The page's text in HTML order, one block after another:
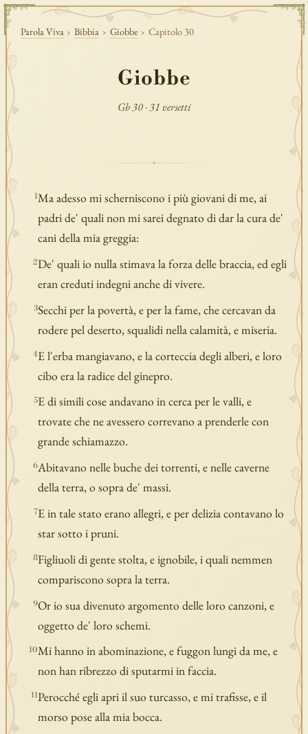
Parola Viva › Bibbia › Giobbe › Capitolo 30
Giobbe
Gb 30 · 31 versetti
1Ma adesso mi scherniscono i più giovani di me, ai
padri de' quali non mi sarei degnato di dar la cura de'
cani della mia greggia:
2De' quali io nulla stimava la forza delle braccia, ed egli
eran creduti indegni anche di vivere.
3Secchi per la povertà, e per la fame, che cercavan da
rodere pel deserto, squalidi nella calamità, e miseria.
4E l'erba mangiavano, e la corteccia degli alberi, e loro
cibo era la radice del ginepro.
5E di simili cose andavano in cerca per le valli, e
trovate che ne avessero correvano a prenderle con
grande schiamazzo.
6Abitavano nelle buche dei torrenti, e nelle caverne
della terra, o sopra de' massi.
7E in tale stato erano allegri, e per delizia contavano lo
star sotto i pruni.
8Figliuoli di gente stolta, e ignobile, i quali nemmen
compariscono sopra la terra.
9Or io sua divenuto argomento delle loro canzoni, e
oggetto de' loro schemi.
10Mi hanno in abominazione, e fuggon lungi da me, e
non han ribrezzo di sputarmi in faccia.
11Perocché egli apri il suo turcasso, e mi trafisse, e il
morso pose alla mia bocca.